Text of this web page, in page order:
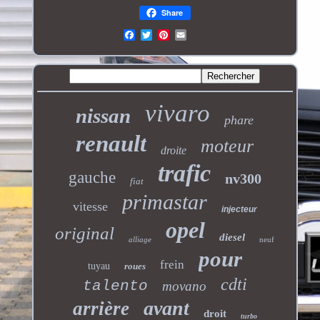
Share
nissan vivaro phare
renault droite moteur
gauche fiat trafic nv300
vitesse primastar injecteur
original alliage opel diesel neuf
tuyau roues frein pour
talento movano cdti
arrière avant droit turbo